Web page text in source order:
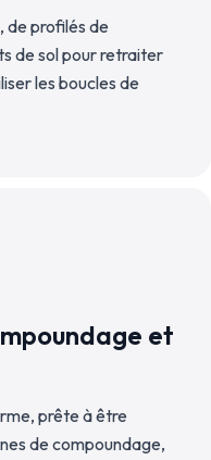
de profilés de
de sol pour retraiter
les boucles de
et
prête à être
de compoundage,